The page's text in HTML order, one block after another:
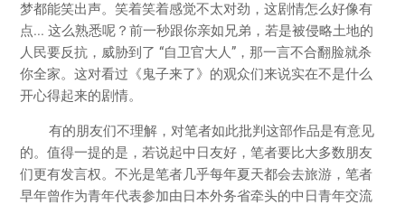
梦都能笑出声。笑着笑着感觉不太对劲，这剧情怎么好像有
点... 这么熟悉呢？前一秒跟你亲如兄弟，若是被侵略土地的
人民要反抗，威胁到了 “自卫官大人”，那一言不合翻脸就杀
你全家。这对看过《鬼子来了》的观众们来说实在不是什么
开心得起来的剧情。
有的朋友们不理解，对笔者如此批判这部作品是有意见
的。值得一提的是，若说起中日友好，笔者要比大多数朋友
们更有发言权。不光是笔者几乎每年夏天都会去旅游，笔者
早年曾作为青年代表参加由日本外务省牵头的中日青年交流